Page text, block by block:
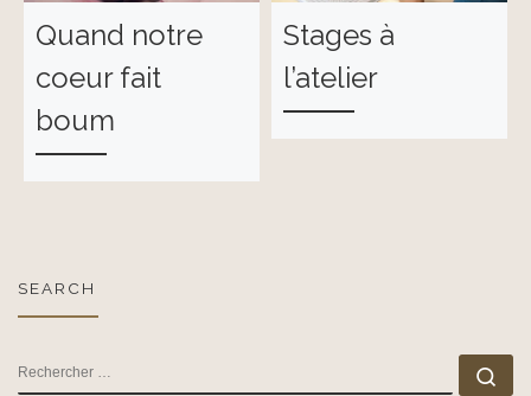
Quand notre
coeur fait
boum
Stages à
l’atelier
SEARCH
RECHERCHER